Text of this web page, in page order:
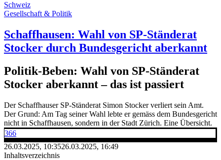
Schweiz
Gesellschaft & Politik
Schaffhausen: Wahl von SP-Ständerat
Stocker durch Bundesgericht aberkannt
Politik-Beben: Wahl von SP-Ständerat
Stocker aberkannt – das ist passiert
Der Schaffhauser SP-Ständerat Simon Stocker verliert sein Amt.
Der Grund: Am Tag seiner Wahl lebte er gemäss dem Bundesgericht
nicht in Schaffhausen, sondern in der Stadt Zürich. Eine Übersicht.
366
26.03.2025, 10:3526.03.2025, 16:49
Inhaltsverzeichnis